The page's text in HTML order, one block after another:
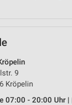
9
Kröpelin
07:00 - 20:00 Uhr |